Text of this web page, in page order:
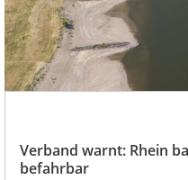
Verband warnt: Rhein
befahrbar